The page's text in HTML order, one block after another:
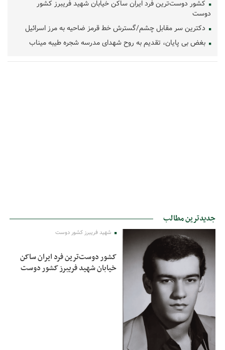
کشور دوست‌ترین فرد ایران ساکن خیابان شهید فریبرز کشور
دوست
دکترین سر مقابل چشم/گسترش خط قرمز ضاحیه به مرز اسرائیل
بغض بی پایان، تقدیم به روح شهدای مدرسه شجره طیبه میناب
جدیدترین مطالب
شهید فریبرز کشور دوست
کشور دوست‌ترین فرد ایران ساکن
خیابان شهید فریبرز کشور دوست